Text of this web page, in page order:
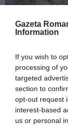
Gazeta
Information
If you wish to
processing of
targeted
section to
opt-out request
interest-based
us or personal
Am pus
– ”Bună ziua,